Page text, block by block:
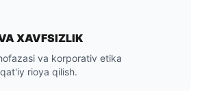
XAVFSIZLIK
va korporativ etika
rioya qilish.